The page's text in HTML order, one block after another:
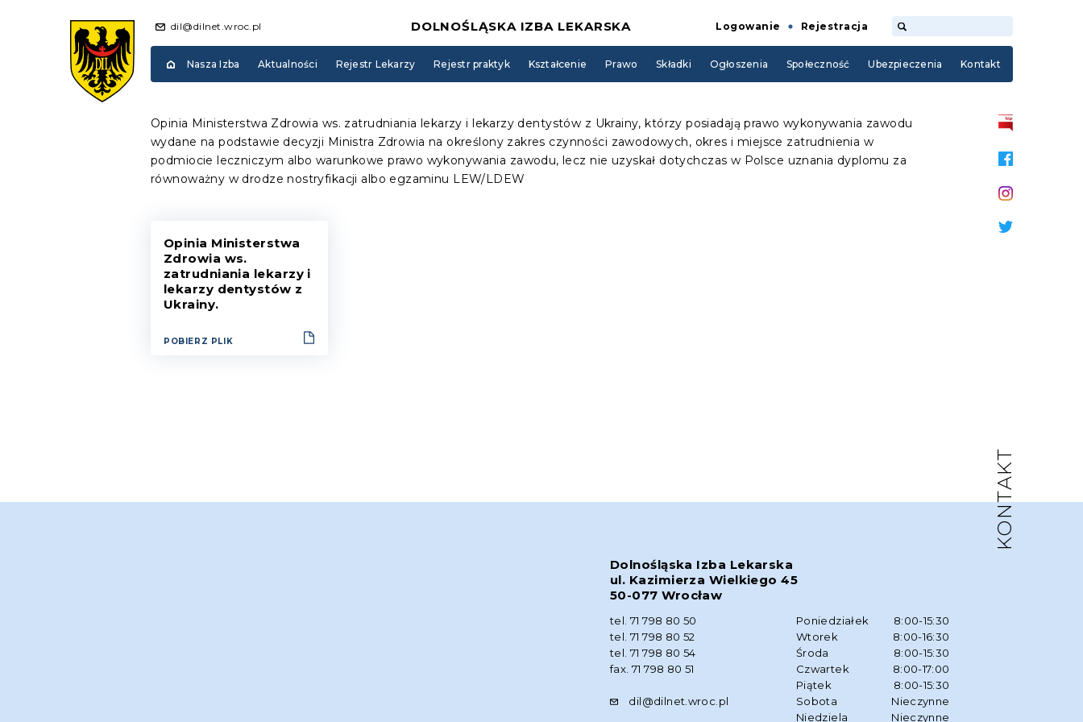
dil@dilnet.wroc.pl DOLNOŚLĄSKA IZBA LEKARSKA Logowanie Rejestracja
Nasza Izba Aktualności Rejestr Lekarzy Rejestr praktyk Kształcenie Prawo Składki Ogłoszenia Społeczność Ubezpieczenia Kontakt
Opinia Ministerstwa Zdrowia ws. zatrudniania lekarzy i lekarzy dentystów z Ukrainy, którzy posiadają prawo wykonywania zawodu
wydane na podstawie decyzji Ministra Zdrowia na określony zakres czynności zawodowych, okres i miejsce zatrudnienia w
podmiocie leczniczym albo warunkowe prawo wykonywania zawodu, lecz nie uzyskał dotychczas w Polsce uznania dyplomu za
równoważny w drodze nostryfikacji albo egzaminu LEW/LDEW
Opinia Ministerstwa
Zdrowia ws.
zatrudniania lekarzy i
lekarzy dentystów z
Ukrainy.
POBIERZ PLIK
KONTAKT
Dolnośląska Izba Lekarska
ul. Kazimierza Wielkiego 45
50-077 Wrocław
tel. 71 798 80 50
tel. 71 798 80 52
tel. 71 798 80 54
fax. 71 798 80 51
dil@dilnet.wroc.pl
Poniedziałek
8:00-15:30
Wtorek
8:00-16:30
Środa
8:00-15:30
Czwartek
8:00-17:00
Piątek
8:00-15:30
Sobota
Nieczynne
Niedziela
Nieczynne